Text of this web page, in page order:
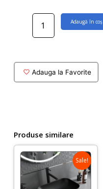
Cantitate
rotund
blat,piatra
Adaugă în coș
Adauga la Favorite
Produse similare
Sale!